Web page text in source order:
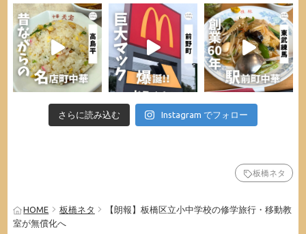
さらに読み込む Instagram でフォロー
板橋ネタ
HOME 板橋ネタ
【朗報】板橋区立小中学校の修学旅行・移動教
室が無償化へ